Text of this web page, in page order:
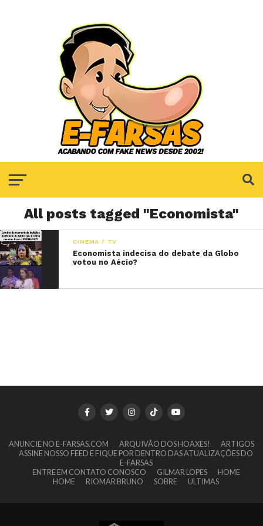
All posts tagged "Economista"
CINEMA / TV
Economista indecisa do debate da Globo
votou no Aécio?
ANUNCIE NO E-FARSAS.COM ARQUIVÃO DOS HOAXES!
ARTIGOS
ASSINE NOSSO FEED E FIQUE POR DENTRO DAS ATUALIZAÇÕES DO
E-FARSAS
ENTRE EM CONTATO CONOSCO
GILMAR LOPES
HOME
HOME
RIOMAR BRUNO SOBRE ULTIMAS